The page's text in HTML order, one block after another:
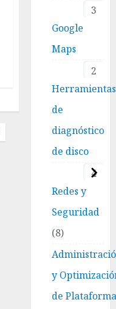
3
Google
Maps
2
Herramientas
de
diagnóstico
de disco
4
Redes y
Seguridad
8
y
de